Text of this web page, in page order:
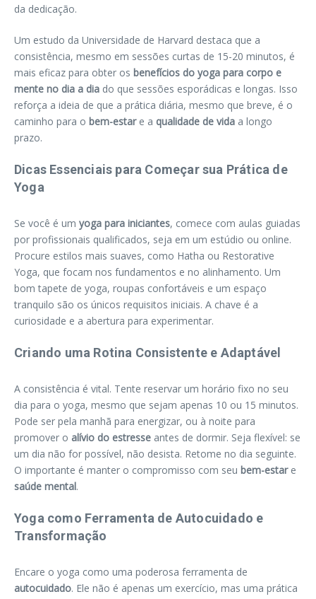
da dedicação.
Um estudo da Universidade de Harvard destaca que a
consistência, mesmo em sessões curtas de 15-20 minutos, é
mais eficaz para obter os benefícios do yoga para corpo e
mente no dia a dia do que sessões esporádicas e longas. Isso
reforça a ideia de que a prática diária, mesmo que breve, é o
caminho para o bem-estare a qualidade de vida a longo
prazo.
Dicas Essenciais para Começar sua Prática de
Yoga
Se você é um yoga para iniciantes, comece com aulas guiadas
por profissionais qualificados, seja em um estúdio ou online.
Procure estilos mais suaves, como Hatha ou Restorative
Yoga, que focam nos fundamentos e no alinhamento. Um
bom tapete de yoga, roupas confortáveis e um espaço
tranquilo são os únicos requisitos iniciais. A chave é a
curiosidade e a abertura para experimentar.
Criando uma Rotina Consistente e Adaptável
A consistência é vital. Tente reservar um horário fixo no seu
dia para o yoga, mesmo que sejam apenas 10 ou 15 minutos.
Pode ser pela manhã para energizar, ou à noite para
promover o alívio do estresse antes de dormir. Seja flexível: se
um dia não for possível, não desista. Retome no dia seguinte.
O importante é manter o compromisso com seu bem-estare
saúde mental.
Yoga como Ferramenta de Autocuidado e
Transformação
Encare o yoga como uma poderosa ferramenta de
autocuidado. Ele não é apenas um exercício, mas uma prática